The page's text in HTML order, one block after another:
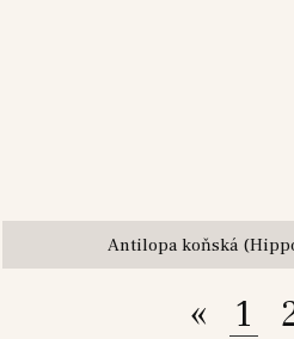
Antilopa koňská
« 1